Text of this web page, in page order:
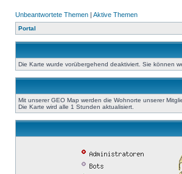
Unbeantwortete Themen | Aktive Themen
Portal
Die Karte wurde vorübergehend deaktiviert. Sie können
Mit unserer GEO Map werden die Wohnorte unserer
Die Karte wird alle 1 Stunden aktualisiert.